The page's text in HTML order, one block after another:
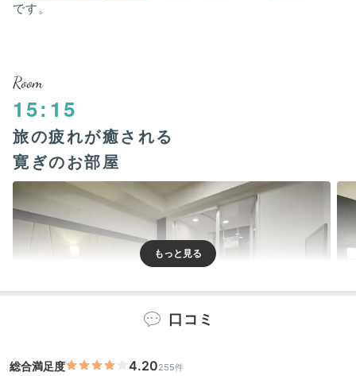
です。
Room
15:15
旅の疲れが癒される
寛ぎのお部屋
プレミアムコンフォートシングル
口コミ
総合満足度 4.20255件